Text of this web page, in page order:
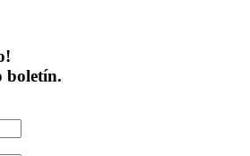
boletín.